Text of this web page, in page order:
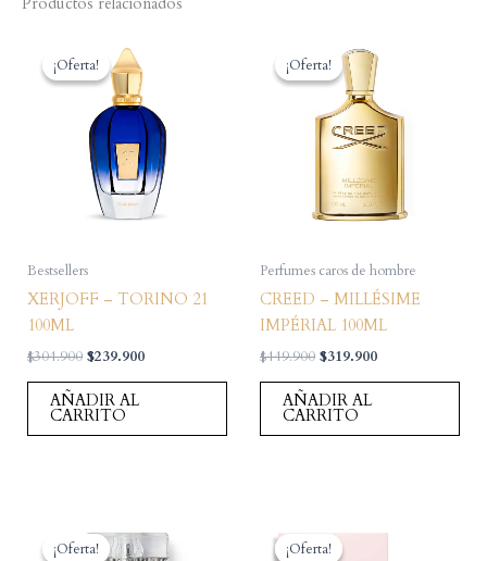
Productos relacionados
¡Oferta!
¡Oferta!
Bestsellers
XERJOFF – TORINO 21
100ML
$304.900 El
original
era:
$239.900El
AÑADIR AL
CARRITO
¡Oferta!
¡Oferta!
Perfumes caros de hombre
CREED – MILLÉSIME
IMPÉRIAL 100ML
$449.900 El
original
era:
$319.900El
AÑADIR AL
CARRITO
¡Oferta!
¡Oferta! ¡Oferta!
¡Oferta!